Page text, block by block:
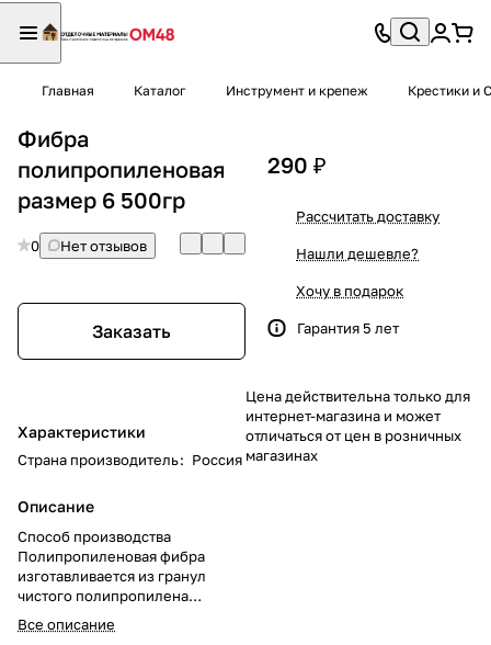
Главная Каталог Инструмент и крепеж Крестики и
Фибра
полипропиленовая
размер 6 500гр
0 Нет отзывов
Заказать
Характеристики
Страна производитель: Россия
Описание
Способ производства
Полипропиленовая фибра
изготавливается из гранул
чистого полипропилена
посредством экструзии и
обработки поверхности
Все описание
290 ₽
Рассчитать доставку
Нашли дешевле?
Хочу в подарок
Гарантия 5 лет
Цена действительна только для
интернет-магазина и может
отличаться от цен в розничных
магазинах